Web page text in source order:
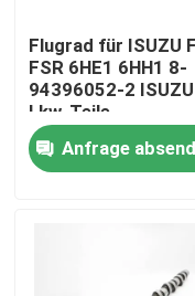
Haus
Flugrad für ISUZU
FSR 6HE1 6HH1 8-
94396052-2 ISUZU
Lkw-Teile
Anfrage